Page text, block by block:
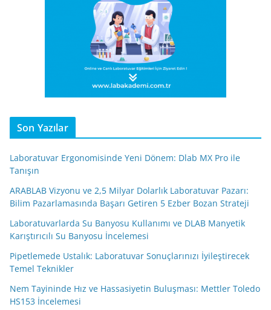
Son Yazılar
Laboratuvar Ergonomisinde Yeni Dönem: Dlab MX Pro ile
Tanışın
ARABLAB Vizyonu ve 2,5 Milyar Dolarlık Laboratuvar Pazarı:
Bilim Pazarlamasında Başarı Getiren 5 Ezber Bozan Strateji
Laboratuvarlarda Su Banyosu Kullanımı ve DLAB Manyetik
Karıştırıcılı Su Banyosu İncelemesi
Pipetlemede Ustalık: Laboratuvar Sonuçlarınızı İyileştirecek
Temel Teknikler
Nem Tayininde Hız ve Hassasiyetin Buluşması: Mettler Toledo
HS153 İncelemesi